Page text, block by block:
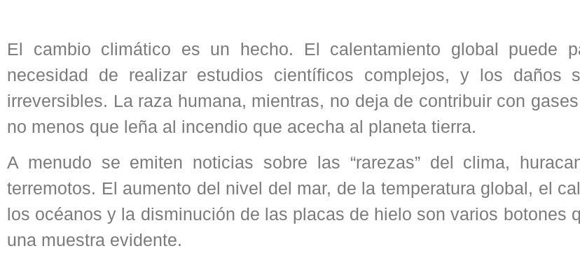
El cambio climático es un hecho. El calentamiento global puede
necesidad de realizar estudios científicos complejos, y los daños
irreversibles. La raza humana, mientras, no deja de contribuir con
no menos que leña al incendio que acecha al planeta tierra.
A menudo se emiten noticias sobre las “rarezas” del clima,
terremotos. El aumento del nivel del mar, de la temperatura global, el
los océanos y la disminución de las placas de hielo son varios botones
una muestra evidente.